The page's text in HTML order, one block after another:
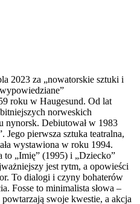
2023 za „nowatorskie sztuki i
roku w Haugesund. Od lat
norweskich
nynorsk. Debiutował w 1983
Jego pierwsza sztuka teatralna,
wystawiona w roku 1994.
to „Imię” (1995) i „Dziecko”
jest rytm, a opowieści
To dialogi i czyny bohaterów
Fosse to minimalista słowa –
swoje kwestie, a akcja